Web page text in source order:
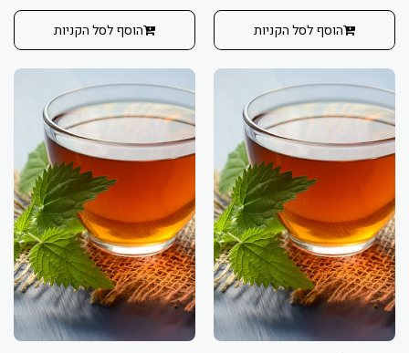
הוסף לסל הקניות הוסף לסל הקניות